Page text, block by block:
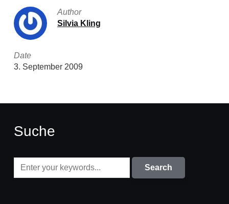
Author
Silvia Kling
Date
3. September 2009
Suche